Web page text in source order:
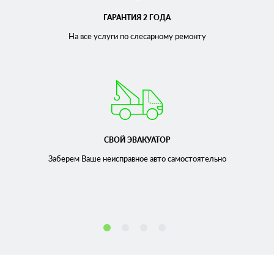
ГАРАНТИЯ 2 ГОДА
На все услуги по слесарномуремонту
СВОЙ ЭВАКУАТОР
Заберем Ваше неисправноеавто самостоятельно